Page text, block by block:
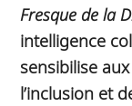
Fresque de la
intelligence
sensibilise
l’inclusion et